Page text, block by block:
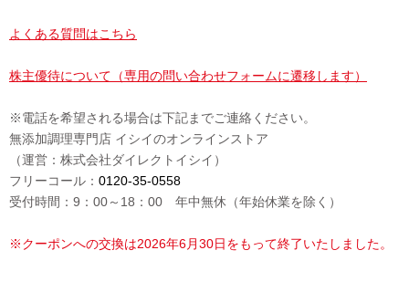
よくある質問はこちら
株主優待について（専用の問い合わせフォームに遷移します）
※電話を希望される場合は下記までご連絡ください。
無添加調理専門店 イシイのオンラインストア
（運営：株式会社ダイレクトイシイ）
フリーコール： 0120-35-0558
受付時間：9：00～18：00 年中無休（年始休業を除く）
※クーポンへの交換は2026年6月30日をもって終了いたしました。